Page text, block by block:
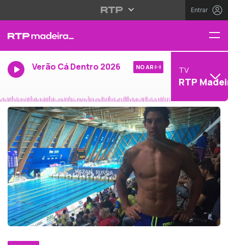
Entrar
Verão Cá Dentro 2026 NO AR TV
RTP